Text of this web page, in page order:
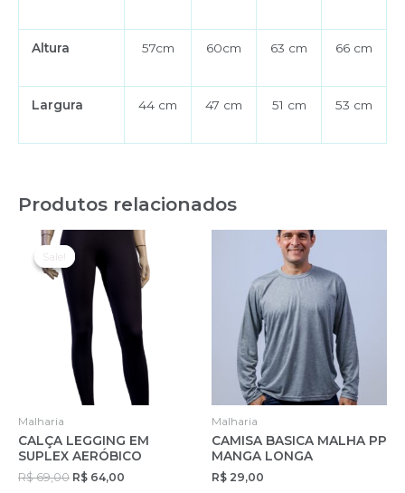
Altura 57cm 60cm 63 cm 66 cm
Largura 44 cm 47 cm 51 cm 53 cm
Produtos relacionados
Sale!
Sale!
Malharia
CALÇA LEGGING EM
SUPLEX AERÓBICO
R$69,00 O
R$ 64,00
Malharia
CAMISA BASICA MALHA PP
MANGA LONGA
R$ 29,00